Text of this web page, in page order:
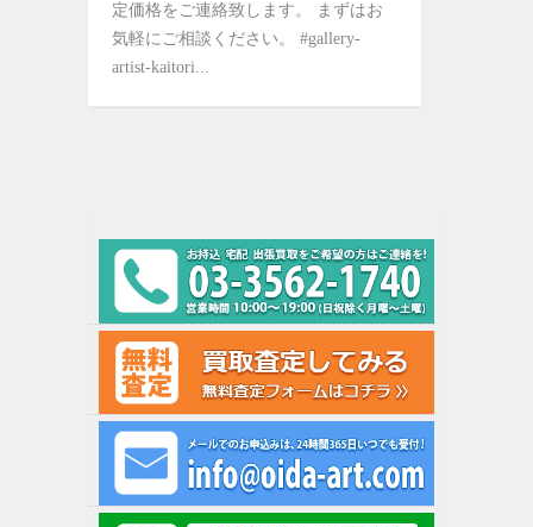
定価格をご連絡致します。 まずはお
気軽にご相談ください。 #gallery-
artist-kaitori...